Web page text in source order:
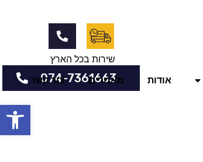
שירות בכל הארץ
074-7361663 אודות מאמרים צור קשר